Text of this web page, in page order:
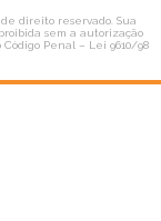
direito reservado. Sua
sem a autorização
Penal – Lei 9610/98